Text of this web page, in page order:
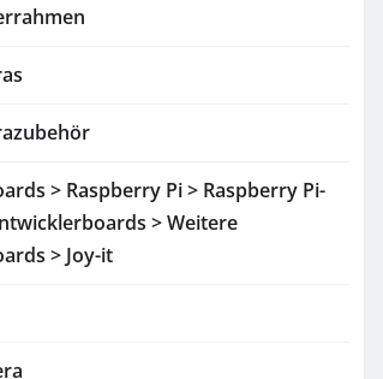
> Raspberry Pi > Raspberry Pi-
> Weitere
> Joy-it